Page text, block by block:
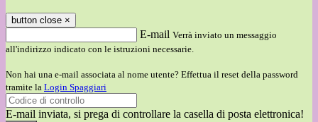
button close ×
E-mail Verrà inviato un messaggio
all'indirizzo indicato con le istruzioni necessarie.
Non hai una e-mail associata al nome utente? Effettua il reset della password
tramite la Login Spaggiari
E-mail inviata, si prega di controllare la casella di posta elettronica!